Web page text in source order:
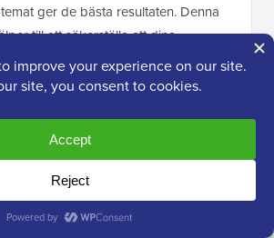
ger de bästa resultaten. Denna
till att säkerställa att dina
sömlöst med resten av din
Beaver Builder erbjuder en
att du kan skapa grundläggande
att spendera en krona, vilket är